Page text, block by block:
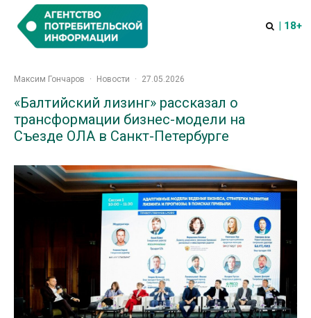
| 18+
Максим Гончаров · Новости · 27.05.2026
«Балтийский лизинг» рассказал о
трансформации бизнес-модели на
Съезде ОЛА в Санкт-Петербурге